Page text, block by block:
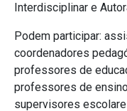
Interdisciplinar e
Podem participar:
coordenadores
professores de
professores de
supervisores